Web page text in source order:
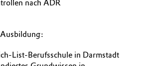
& Nonwovens
nach ADR
List-Berufsschule in Darmstadt